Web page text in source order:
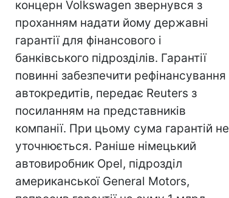
концерн Volkswagen звернувся з
проханням надати йому державні
гарантії для фінансового і
банківського підрозділів. Гарантії
повинні забезпечити рефінансування
автокредитів, передає Reuters з
посиланням на представників
компанії. При цьому сума гарантій не
уточнюється. Раніше німецький
автовиробник Opel, підрозділ
американської General Motors,